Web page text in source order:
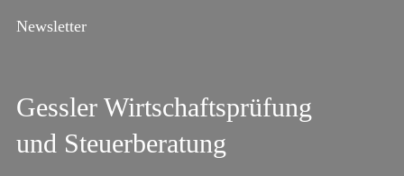
Newsletter
Gessler Wirtschaftsprüfung
und Steuerberatung